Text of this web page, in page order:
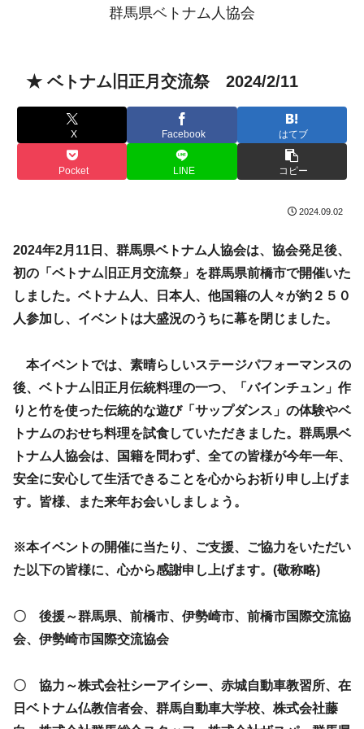
群馬県ベトナム人協会
★ ベトナム旧正月交流祭 2024/2/11
X Facebook はてブ
Pocket LINE コピー
2024.09.02
2024年2月11日、群馬県ベトナム人協会は、協会発足後、
初の「ベトナム旧正月交流祭」を群馬県前橋市で開催いた
しました。ベトナム人、日本人、他国籍の人々が約２５０
人参加し、イベントは大盛況のうちに幕を閉じました。
本イベントでは、素晴らしいステージパフォーマンスの
後、ベトナム旧正月伝統料理の一つ、「バインチュン」作
りと竹を使った伝統的な遊び「サップダンス」の体験やベ
トナムのおせち料理を試食していただきました。群馬県ベ
トナム人協会は、国籍を問わず、全ての皆様が今年一年、
安全に安心して生活できることを心からお祈り申し上げま
す。皆様、また来年お会いしましょう。
※本イベントの開催に当たり、ご支援、ご協力をいただい
た以下の皆様に、心から感謝申し上げます。(敬称略)
〇 後援～群馬県、前橋市、伊勢崎市、前橋市国際交流協
会、伊勢崎市国際交流協会
〇 協力～株式会社シーアイシー、赤城自動車教習所、在
日ベトナム仏教信者会、群馬自動車大学校、株式会社藤